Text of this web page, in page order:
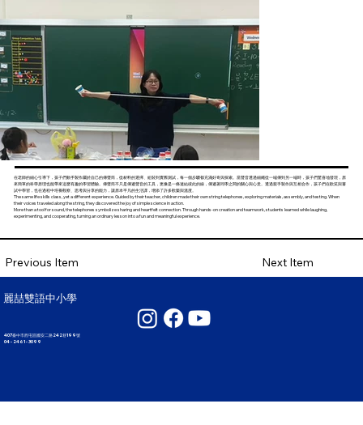
在老師的細心引導下，孩子們動手製作屬於自己的傳聲筒，從材料的選擇、組裝到實際測試，每一個步驟都充滿好奇與探索。當聲音透過細繩從一端傳到另一端時，孩子們驚喜地發現，原
來簡單的科學原理也能帶來這麼有趣的學習體驗。傳聲筒不只是傳遞聲音的工具，更像是一條連結彼此的線，傳遞著同學之間的關心與心意。透過親手製作與互相合作，孩子們在歡笑與嘗
試中學習，也在過程中培養觀察、思考與分享的能力，讓原本平凡的生活課，增添了許多歡樂與溫度。
The same life skills class, yet a different experience. Guided by their teacher, children made their own string telephones, exploring materials, assembly, and testing. When
their voices traveled along the string, they discovered the joy of simple science in action.
More than a tool for sound, the telephones symbolize sharing and heartfelt connection. Through hands-on creation and teamwork, students learned while laughing,
experimenting, and cooperating, turning an ordinary lesson into a fun and meaningful experience.
Previous Item Next Item
麗喆雙語中小學
407臺中市西屯區國安二路242巷199號
04 - 2461 - 3099